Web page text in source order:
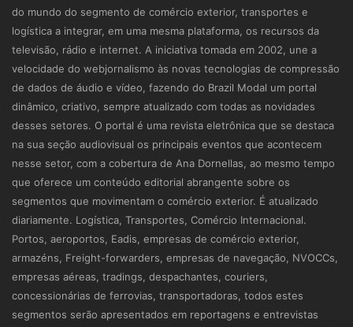
do mundo do segmento de comércio exterior, transportes e
logística a integrar, em uma mesma plataforma, os recursos da
televisão, rádio e internet. A iniciativa tomada em 2002, une a
velocidade do webjornalismo às novas tecnologias de compressão
de dados de áudio e vídeo, fazendo do Brazil Modal um portal
dinâmico, criativo, sempre atualizado com todas as novidades
desses setores. O portal é uma revista eletrônica que se destaca
na sua seção audiovisual os principais eventos que acontecem
nesse setor, com a cobertura de Ana Dornellas, ao mesmo tempo
que oferece um conteúdo editorial abrangente sobre os
segmentos que movimentam o comércio exterior. É atualizado
diariamente. Logística, Transportes, Comércio Internacional.
Portos, aeroportos, Eadis, empresas de comércio exterior,
armazéns, Freight-forwarders, empresas de navegação, NVOCCs,
empresas aéreas, tradings, despachantes, couriers,
concessionárias de ferrovias, transportadoras, todos estes
segmentos serão apresentados em reportagens e entrevistas